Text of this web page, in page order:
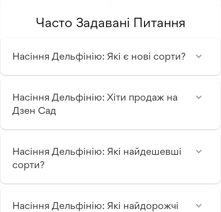
Часто Задавані Питання
Насіння Дельфінію: Які є нові сорти?
Насіння Дельфінію: Хіти продаж на
Дзен Сад
Насіння Дельфінію: Які найдешевші
сорти?
Насіння Дельфінію: Які найдорожчі